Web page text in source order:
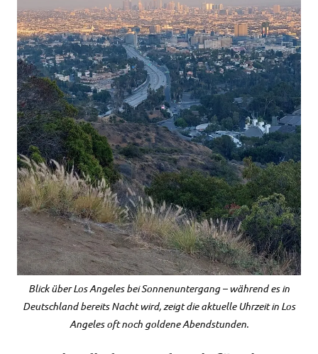
Blick über Los Angeles bei Sonnenuntergang – während es in
Deutschland bereits Nacht wird, zeigt die aktuelle Uhrzeit in Los
Angeles oft noch goldene Abendstunden.